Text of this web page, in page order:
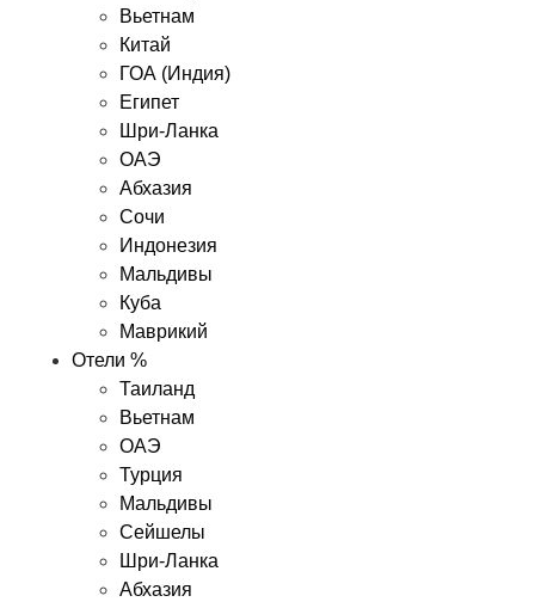
Вьетнам
Китай
ГОА (Индия)
Египет
Шри-Ланка
ОАЭ
Абхазия
Сочи
Индонезия
Мальдивы
Куба
Маврикий
Отели %
Таиланд
Вьетнам
ОАЭ
Турция
Мальдивы
Сейшелы
Шри-Ланка
Абхазия